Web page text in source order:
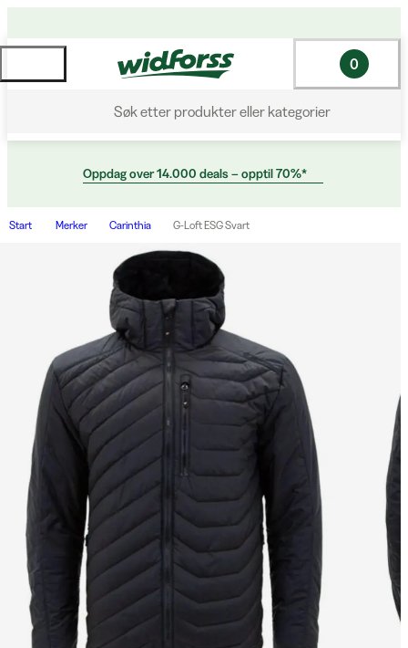
Søk etter produkter eller kategorier
0
Oppdag over 14.000 deals – opptil 70%*
Start Merker Carinthia G-Loft ESG Svart